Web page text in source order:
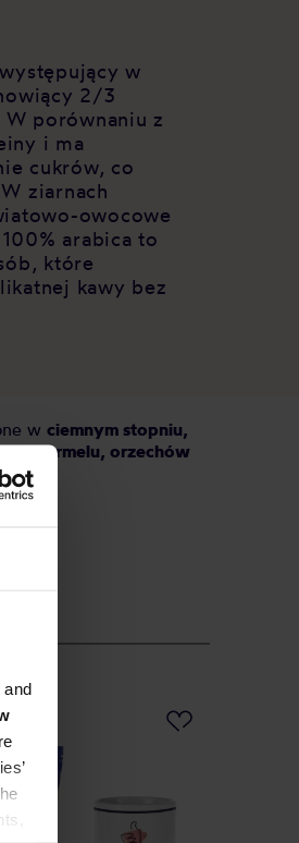
w
2/3
porównaniu z
i ma
cukrów, co
ziarnach
owocowe
arabica to
które
kawy bez
w ciemnym stopniu,
dokarmelu, orzechów